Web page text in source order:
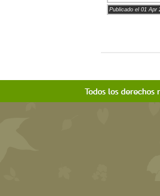
Publicado el 01 Apr